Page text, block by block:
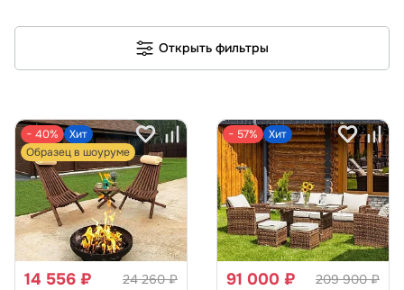
Открыть фильтры
− 40%
Хит
Образец в шоуруме
24 260 ₽
14 556 ₽
− 57% Хит
209 900 ₽
91 000 ₽